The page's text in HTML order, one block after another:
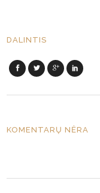
DALINTIS
KOMENTARŲ NĖRA